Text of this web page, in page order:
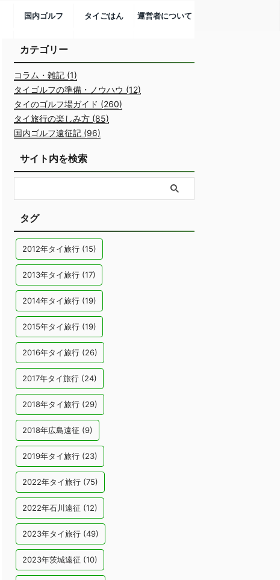
国内ゴルフ タイごはん 運営者について
カテゴリー
コラム・雑記 (1)
タイゴルフの準備・ノウハウ (12)
タイのゴルフ場ガイド (260)
タイ旅行の楽しみ方 (85)
国内ゴルフ遠征記 (96)
サイト内を検索
タグ
2012年タイ旅行 (15)
2013年タイ旅行 (17)
2014年タイ旅行 (19)
2015年タイ旅行 (19)
2016年タイ旅行 (26)
2017年タイ旅行 (24)
2018年タイ旅行 (29)
2018年広島遠征 (9)
2019年タイ旅行 (23)
2022年タイ旅行 (75)
2022年石川遠征 (12)
2023年タイ旅行 (49)
2023年茨城遠征 (10)